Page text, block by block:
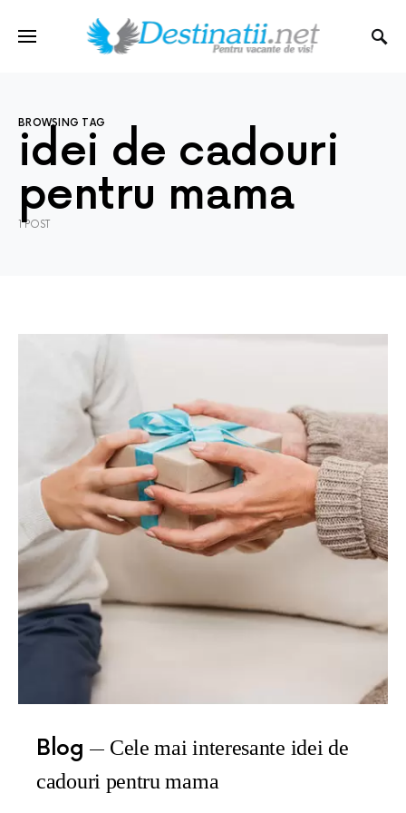
BROWSING TAG
idei de cadouri
pentru mama
1 POST
Blog
Cele mai interesante idei de
cadouri pentru mama